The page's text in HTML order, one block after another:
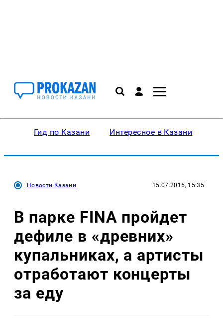
Гид по Казани Интересное в Казани
Новости Казани 15.07.2015, 15:35
В парке FINA пройдет
дефиле в «древних»
купальниках, а артисты
отработают концерты
за еду